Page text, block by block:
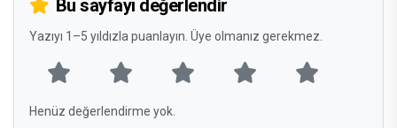
Bu sayfayı değerlendir
Yazıyı 1–5 yıldızla puanlayın. Üye olmanız gerekmez.
Henüz değerlendirme yok.